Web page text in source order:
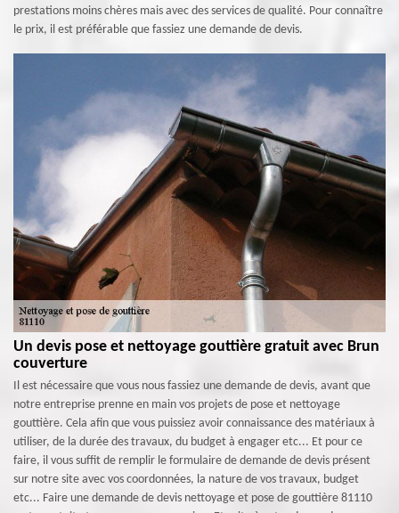
prestations moins chères mais avec des services de qualité. Pour connaître
le prix, il est préférable que fassiez une demande de devis.
Un devis pose et nettoyage gouttière gratuit avec Brun
couverture
Il est nécessaire que vous nous fassiez une demande de devis, avant que
notre entreprise prenne en main vos projets de pose et nettoyage
gouttière. Cela afin que vous puissiez avoir connaissance des matériaux à
utiliser, de la durée des travaux, du budget à engager etc... Et pour ce
faire, il vous suffit de remplir le formulaire de demande de devis présent
sur notre site avec vos coordonnées, la nature de vos travaux, budget
etc... Faire une demande de devis nettoyage et pose de gouttière 81110